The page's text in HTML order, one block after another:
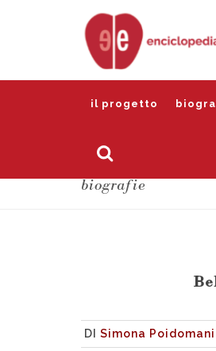
il progetto
biografie
DI Simona Poidomani